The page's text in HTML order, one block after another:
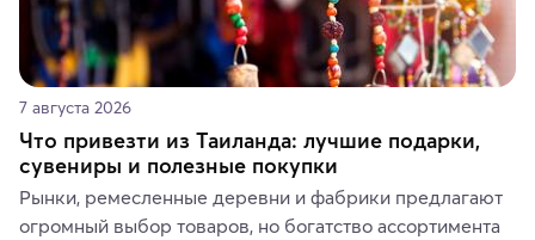
7 августа 2026
Что привезти из Таиланда: лучшие подарки,
сувениры и полезные покупки
Рынки, ремесленные деревни и фабрики предлагают
огромный выбор товаров, но богатство ассортимента